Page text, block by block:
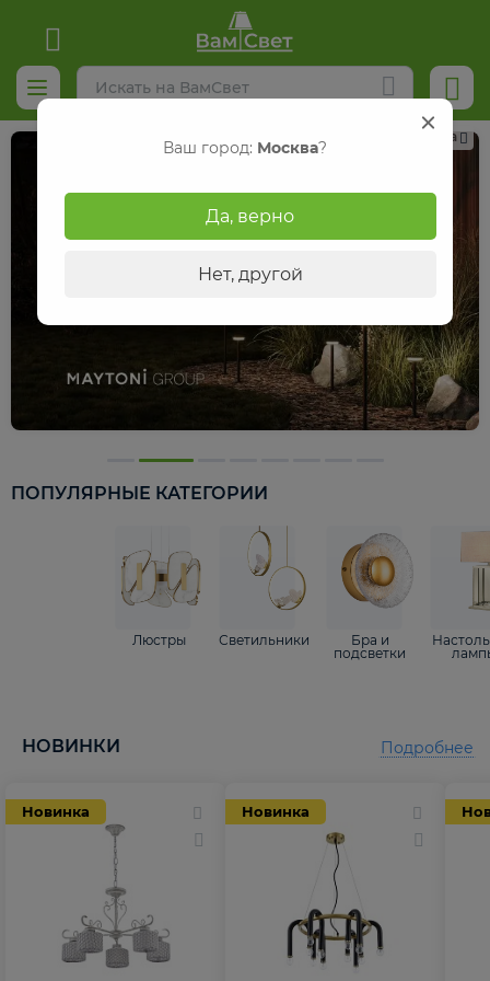
Реклама
ПОПУЛЯРНЫЕ КАТЕГОРИИ
Люстры Светильники
Бра и
подсветки
НОВИНКИ
Новинка Новинка
Подробнее
Ваш город: Москва?
Да, верно
Нет, другой